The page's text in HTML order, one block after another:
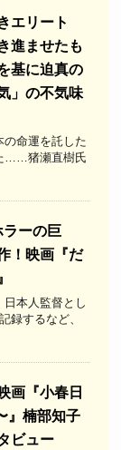
エリート
進ませたも
基に迫真の
」の不気味
の命運を託した
……猪瀬直樹氏
ラーの巨
！映画『だ
日本人監督とし
録するなど、
画『小春日
楠部知子
ビュー